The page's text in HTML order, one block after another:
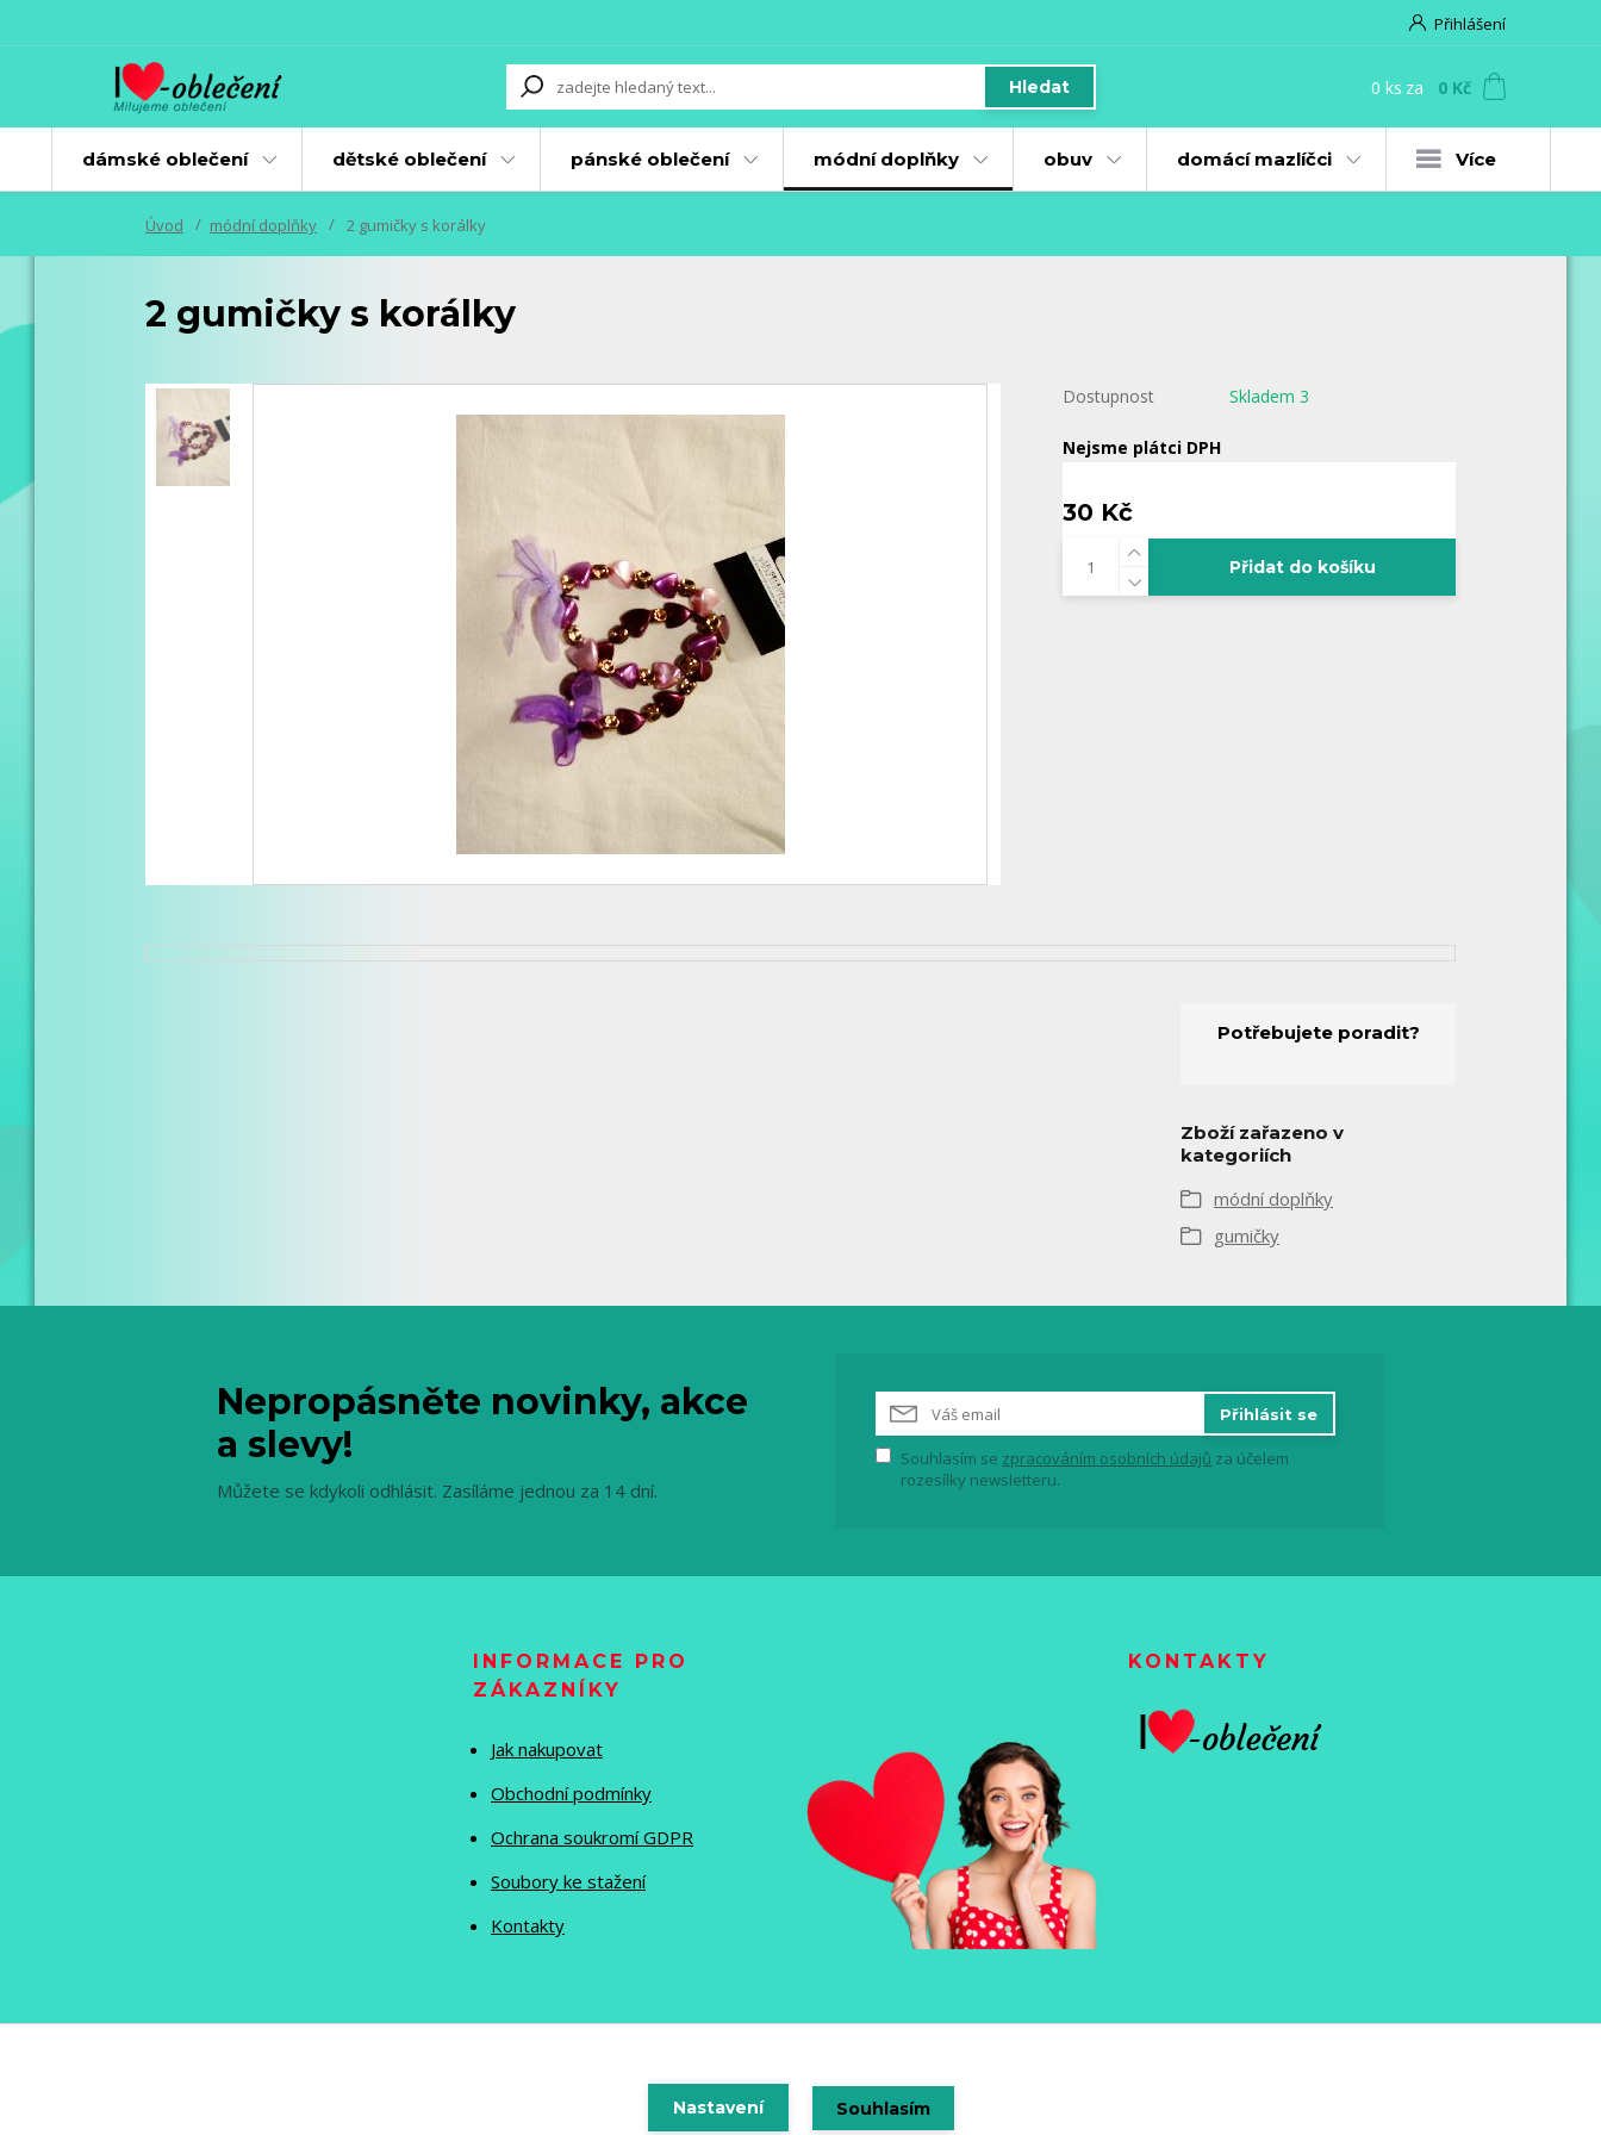
Přihlášení
Hledat 0 ks za 0 Kč
dámské oblečení dětské oblečení pánské oblečení módní doplňky obuv domácí mazlíčci Více
Úvod módní doplňky 2 gumičky s korálky
2 gumičky s korálky
Dostupnost Skladem 3
Nejsme plátci DPH
30 Kč
Přidat do košíku
Potřebujete poradit?
Zboží zařazeno v
kategoriích
módní doplňky
gumičky
Nepropásněte novinky, akce
a slevy!
Můžete se kdykoli odhlásit. Zasíláme jednou za 14 dní.
Přihlásit se
Souhlasím se zpracováním osobních údajů za účelem
rozesílky newsletteru.
INFORMACE PRO
ZÁKAZNÍKY
Jak nakupovat
Obchodní podmínky
Ochrana soukromí GDPR
Soubory ke stažení
Kontakty
KONTAKTY
Vytvořeno na Eshop-rychle.cz
Nastavení Souhlasím